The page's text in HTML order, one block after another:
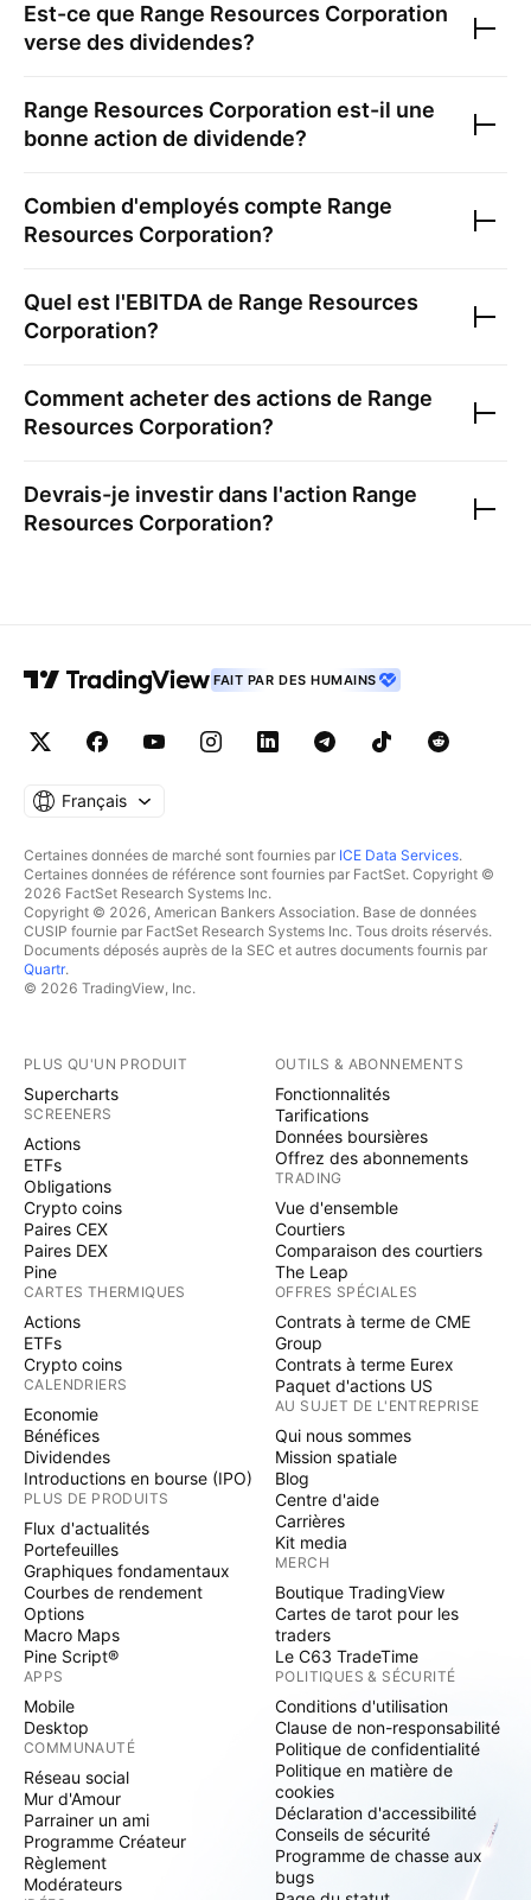
Est-ce que Range Resources Corporation
verse des dividendes?
Range Resources Corporation est-il une
bonne action de dividende?
Combien d'employés compte Range
Resources Corporation?
Quel est l'EBITDA de Range Resources
Corporation?
Comment acheter des actions de Range
Resources Corporation?
Devrais-je investir dans l'action Range
Resources Corporation?
FAIT PAR DES HUMAINS
Français
Certaines données de marché sont fournies par ICE Data Services.
Certaines données de référence sont fournies par FactSet. Copyright ©
2026 FactSet Research Systems Inc.
Copyright © 2026, American Bankers Association. Base de données
CUSIP fournie par FactSet Research Systems Inc. Tous droits réservés.
Documents déposés auprès de la SEC et autres documents fournis par
Quartr.
© 2026 TradingView, Inc.
PLUS QU'UN PRODUIT
Supercharts
SCREENERS
Actions
ETFs
Obligations
Crypto coins
Paires CEX
Paires DEX
Pine
CARTES THERMIQUES
Actions
ETFs
Crypto coins
CALENDRIERS
Economie
Bénéfices
Dividendes
Introductions en bourse (IPO)
PLUS DE PRODUITS
Flux d'actualités
Portefeuilles
Graphiques fondamentaux
Courbes de rendement
Options
Macro Maps
Pine Script®
APPS
Mobile
Desktop
COMMUNAUTÉ
Réseau social
Mur d'Amour
Parrainer un ami
Programme Créateur
Règlement
Modérateurs
OUTILS & ABONNEMENTS
Fonctionnalités
Tarifications
Données boursières
Offrez des abonnements
TRADING
Vue d'ensemble
Courtiers
Comparaison des courtiers
The Leap
OFFRES SPÉCIALES
Contrats à terme de CME
Group
Contrats à terme Eurex
Paquet d'actions US
AU SUJET DE L'ENTREPRISE
Qui nous sommes
Mission spatiale
Blog
Centre d'aide
Carrières
Kit media
MERCH
Boutique TradingView
Cartes de tarot pour les
traders
Le C63 TradeTime
POLITIQUES & SÉCURITÉ
Conditions d'utilisation
Clause de non-responsabilité
Politique de confidentialité
Politique en matière de
cookies
Déclaration d'accessibilité
Conseils de sécurité
Programme de chasse aux
bugs